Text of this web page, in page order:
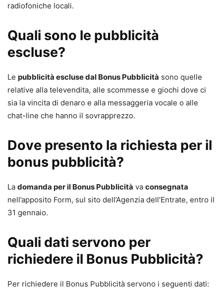
radiofoniche locali.
Quali sono le pubblicità
escluse?
Le pubblicità escluse dal Bonus Pubblicità sono quelle
relative alla televendita, alle scommesse e giochi dove ci
sia la vincita di denaro e alla messaggeria vocale o alle
chat-line che hanno il sovrapprezzo.
Dove presento la richiesta per il
bonus pubblicità?
La domanda per il Bonus Pubblicità va consegnata
nell’apposito Form, sul sito dell’Agenzia dell’Entrate, entro il
31 gennaio.
Quali dati servono per
richiedere il Bonus Pubblicità?
Per richiedere il Bonus Pubblicità servono i seguenti dati: